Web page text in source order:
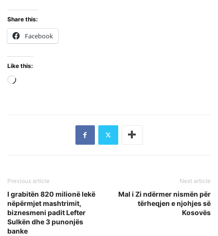
Share this:
Facebook
Like this:
Previous article
I grabitën 820 milionë lekë
nëpërmjet mashtrimit,
biznesmeni padit Lefter
Sulkën dhe 3 punonjës
banke
Next article
Mal i Zi ndërmer nismën për
tërheqjen e njohjes së
Kosovës